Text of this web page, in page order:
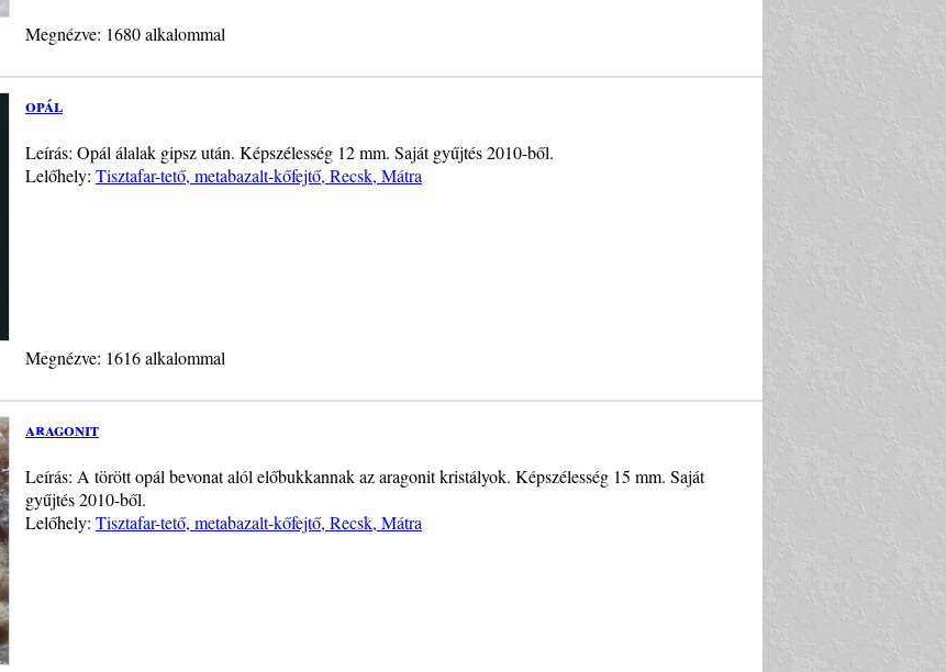
Megnézve: 1680 alkalommal
opál
Leírás: Opál álalak gipsz után. Képszélesség 12 mm. Saját gyűjtés 2010-ből.
Lelőhely: Tisztafar-tető, metabazalt-kőfejtő, Recsk, Mátra
Megnézve: 1616 alkalommal
aragonit
Leírás: A törött opál bevonat alól előbukkannak az aragonit kristályok. Képszélesség 15 mm. Saját
gyűjtés 2010-ből.
Lelőhely: Tisztafar-tető, metabazalt-kőfejtő, Recsk, Mátra